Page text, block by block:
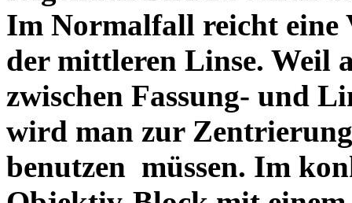
Im Normalfall reicht eine
der mittleren Linse. Weil
zwischen Fassung- und
wird man zur
benutzen müssen. Im